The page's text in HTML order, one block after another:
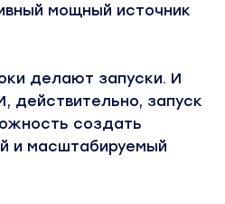
мощный источник
делают запуски. И
действительно, запуск
создать
и масштабируемый